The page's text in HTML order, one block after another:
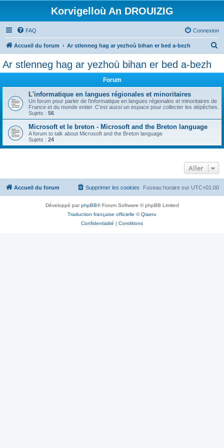
Korvigelloù An DROUIZIG
FAQ Connexion
Accueil du forum Ar stlenneg hag ar yezhoù bihan er bed a-bezh
Ar stlenneg hag ar yezhoù bihan er bed a-bezh
Forum
L'informatique en langues régionales et minoritaires
Un forum pour parler de l'informatique en langues régionales et minoritaires de
France et du monde entier. C'est aussi un espace pour collecter les dépêches.
Sujets : 56
Microsoft et le breton - Microsoft and the Breton language
A forum to talk about Microsoft and the Breton language
Sujets : 24
Aller
Accueil du forum Fuseau horaire sur UTC+01:00
Supprimer les cookies
Développé parphpBB® Forum Software © phpBB Limited
Traduction française officielle ©Qiaeru
Confidentialité | Conditions